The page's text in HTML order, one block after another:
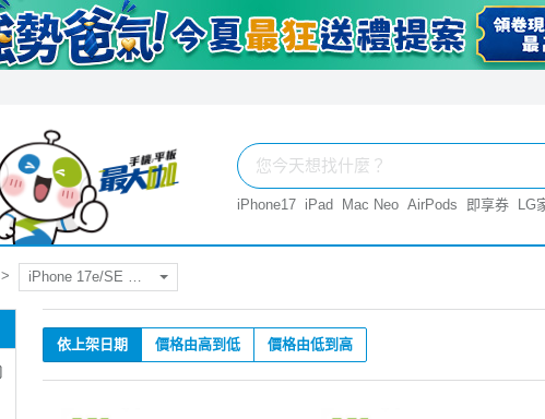
iPhone17 iPad Mac Neo AirPods 即享券 LG
依上架日期 價格由高到低 價格由低到高